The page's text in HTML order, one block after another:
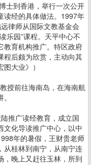
士到香港，举行一次公开
读经的具体做法。1997年
律师从国际文教基金会
乐园”课程。天平中心不
教育机构推广。特区政府
程后颇为欣赏，主动向其
大业》）
授前往海南岛，在海南航
推广读经教育，成立国
化导读推广中心，以中
年的暑假，王财贵老师
从桂林到南宁，从南宁连
，晚上又赶往玉林，所到